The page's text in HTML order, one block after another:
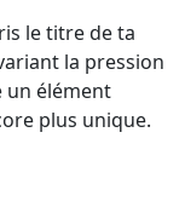
le titre de ta
la pression
un élément
plus unique.